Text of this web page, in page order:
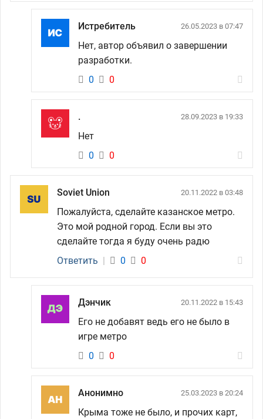
Истребитель 26.05.2023 в 07:47
Нет, автор объявил о завершении
разработки.
0
0
. 28.09.2023 в 19:33
Нет
0
0
Soviet Union 20.11.2022 в 03:48
Пожалуйста, сделайте казанское метро.
Это мой родной город. Если вы это
сделайте тогда я буду очень радю
Ответить | 0 0
Дэнчик 20.11.2022 в 15:43
Его не добавят ведь его не было в
игре метро
0
0
Анонимно 25.03.2023 в 20:24
Крыма тоже не было, и прочих карт,